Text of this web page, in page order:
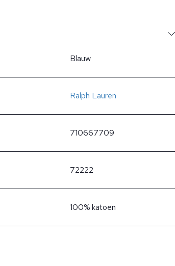
Blauw
Ralph Lauren
710667709
72222
100% katoen